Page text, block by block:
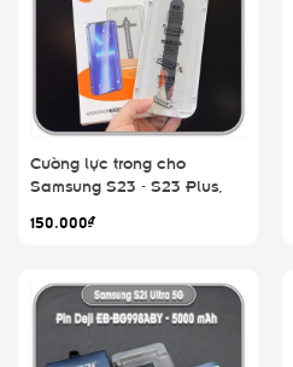
Cường lực trong cho
Samsung S23 - S23 Plus,
tự dán
150.000₫